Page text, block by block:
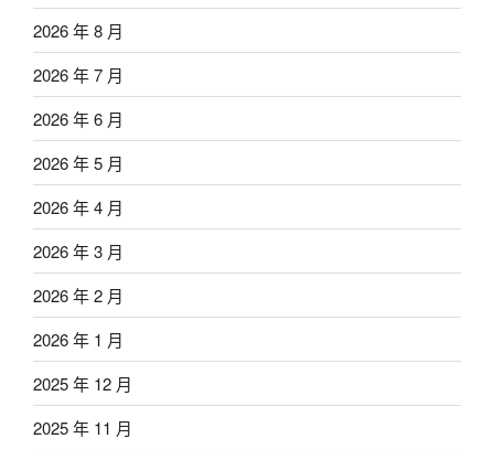
2026 年 8 月
2026 年 7 月
2026 年 6 月
2026 年 5 月
2026 年 4 月
2026 年 3 月
2026 年 2 月
2026 年 1 月
2025 年 12 月
2025 年 11 月